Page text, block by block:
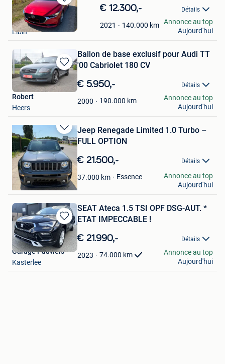
Sauvegarder
dans
Mes
Favoris
€ 12.300,- Détails
2021 140.000 km
driesmoonens
Libin
Annonce au top
Aujourd'hui
Sauvegarder
dans
Mes
Ballon de base exclusif pour Audi TT
'00 Cabriolet 180 CV
€ 5.950,- Détails
2000 190.000 km
Robert
Heers
Annonce au top
Aujourd'hui
Sauvegarder
dans
Mes
Favoris
Jeep Renegade Limited 1.0 Turbo –
FULL OPTION
€ 21.500,- Détails
37.000 km Essence
Rebecca
Forest
Annonce au top
Aujourd'hui
Sauvegarder
dans
Mes
Favoris
SEAT Ateca 1.5 TSI OPF DSG-AUT. *
ETAT IMPECCABLE !
€ 21.990,- Détails
2023 74.000 km
Garage Pauwels
Kasterlee
Annonce au top
Aujourd'hui